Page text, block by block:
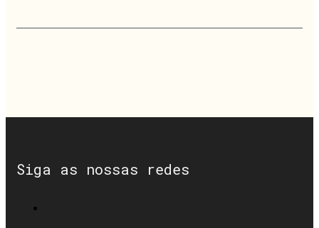
Siga as nossas redes